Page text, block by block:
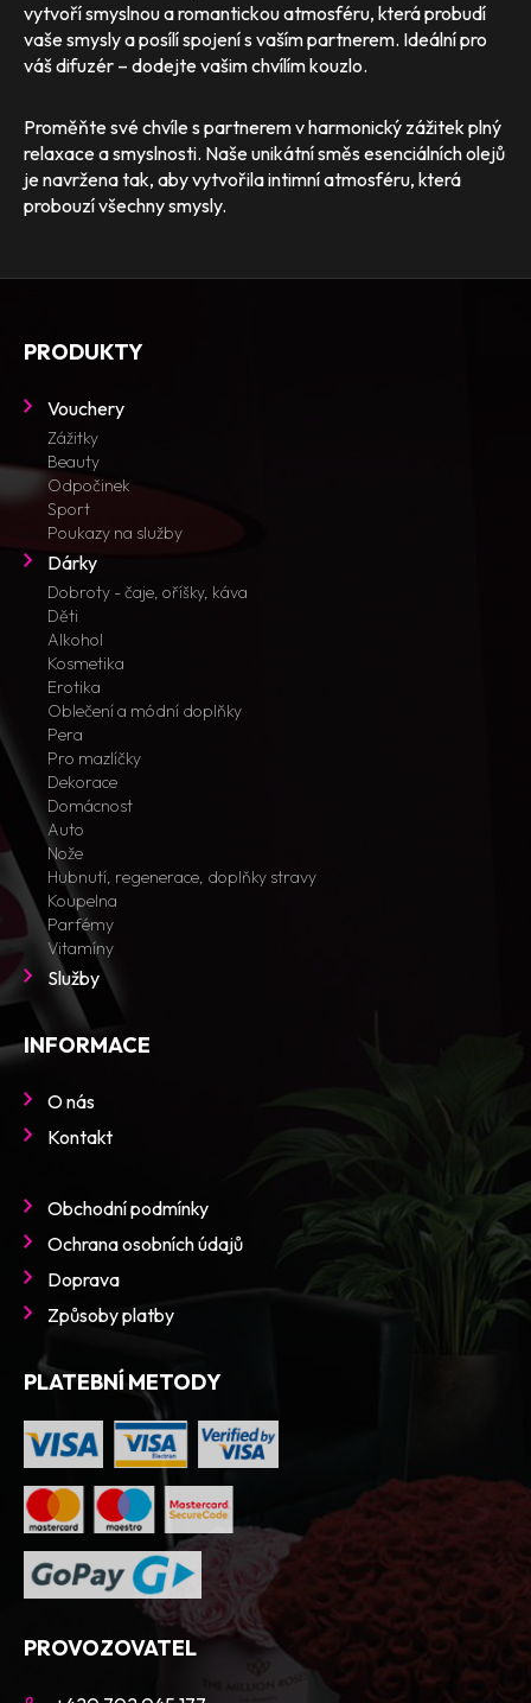
vytvoří smyslnou a romantickou atmosféru, která probudí
vaše smysly a posílí spojení s vaším partnerem. Ideální pro
váš difuzér – dodejte vašim chvílím kouzlo.
Proměňte své chvíle s partnerem v harmonický zážitek plný
relaxace a smyslnosti. Naše unikátní směs esenciálních olejů
je navržena tak, aby vytvořila intimní atmosféru, která
probouzí všechny smysly.
PRODUKTY
Vouchery
Zážitky
Beauty
Odpočinek
Sport
Poukazy na služby
Dárky
Dobroty - čaje, oříšky, káva
Děti
Alkohol
Kosmetika
Erotika
Oblečení a módní doplňky
Pera
Pro mazlíčky
Dekorace
Domácnost
Auto
Nože
Hubnutí, regenerace, doplňky stravy
Koupelna
Parfémy
Vitamíny
Služby
INFORMACE
O nás
Kontakt
Obchodní podmínky
Ochrana osobních údajů
Doprava
Způsoby platby
PLATEBNÍ METODY
PROVOZOVATEL